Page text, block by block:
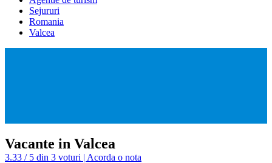
Sejururi
Romania
Valcea
Vacante in Valcea
3.33 / 5 din 3 voturi | Acorda o nota